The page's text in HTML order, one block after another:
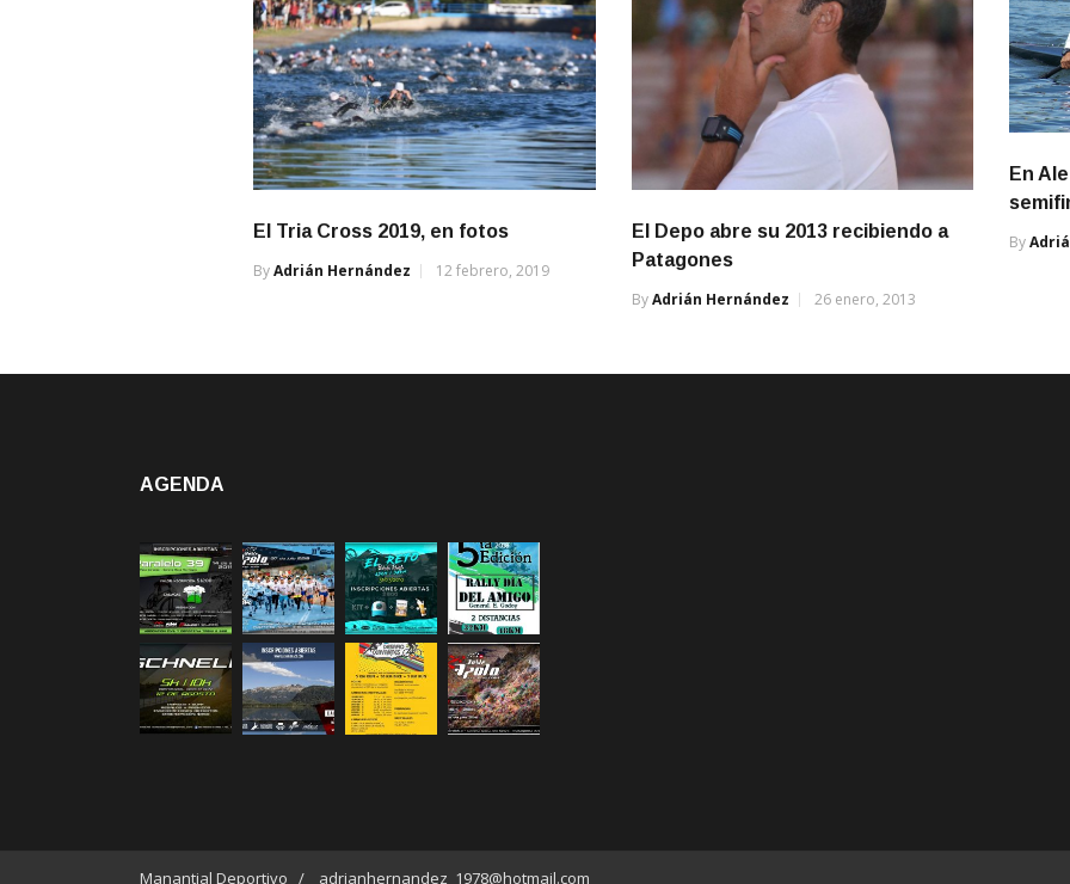
El Tria Cross 2019, en fotos
ByAdrián Hernández 12 febrero, 2019
El Depo abre su 2013 recibiendo a
Patagones
ByAdrián Hernández 26 enero, 2013
En
By
AGENDA
Manantial Deportivo / adrianhernandez_1978@hotmail.com